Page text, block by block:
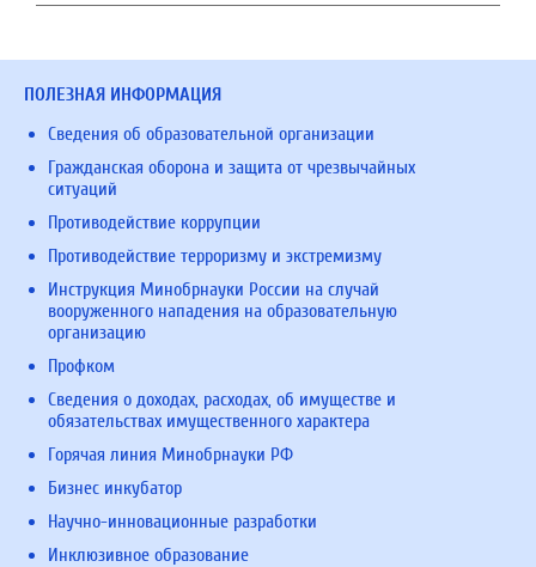
ПОЛЕЗНАЯ ИНФОРМАЦИЯ
Сведения об образовательной организации
Гражданская оборона и защита от чрезвычайных
ситуаций
Противодействие коррупции
Противодействие терроризму и экстремизму
Инструкция Минобрнауки России на случай
вооруженного нападения на образовательную
организацию
Профком
Сведения о доходах, расходах, об имуществе и
обязательствах имущественного характера
Горячая линия Минобрнауки РФ
Бизнес инкубатор
Научно-инновационные разработки
Инклюзивное образование